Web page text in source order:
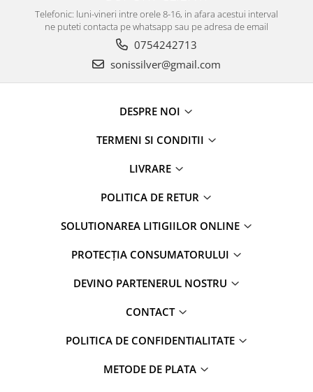
Telefonic: luni-vineri intre orele 8-16, in afara acestui interval
ne puteti contacta pe whatsapp sau pe adresa de email
0754242713
sonissilver@gmail.com
DESPRE NOI
TERMENI SI CONDITII
LIVRARE
POLITICA DE RETUR
SOLUTIONAREA LITIGIILOR ONLINE
PROTECȚIA CONSUMATORULUI
DEVINO PARTENERUL NOSTRU
CONTACT
POLITICA DE CONFIDENTIALITATE
METODE DE PLATA